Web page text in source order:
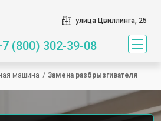
улица Цвиллинга, 25
(800) 302-39-08
машина / Замена разбрызгивателя